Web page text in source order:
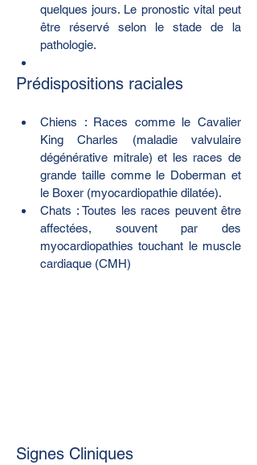
quelques jours. Le pronostic vital peut
être réservé selon le stade de la
pathologie.
Prédispositions raciales
Chiens : Races comme le Cavalier
King Charles (maladie valvulaire
dégénérative mitrale) et les races de
grande taille comme le Doberman et
le Boxer (myocardiopathie dilatée).
Chats : Toutes les races peuvent être
affectées, souvent par des
myocardiopathies touchant le muscle
cardiaque (CMH)
Signes Cliniques